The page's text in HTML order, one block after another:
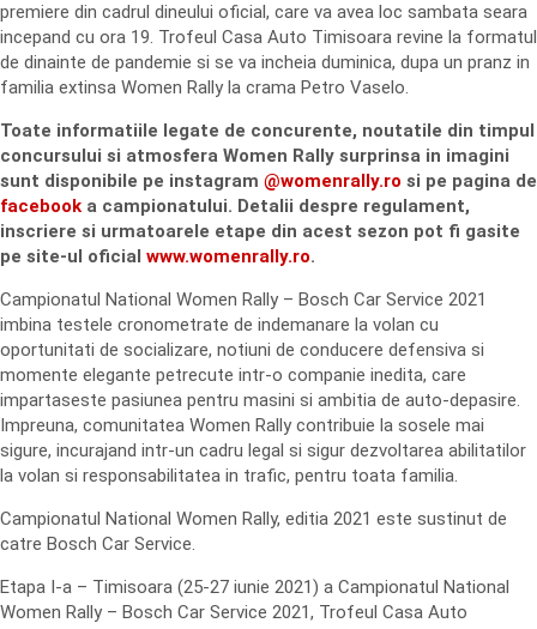
premiere din cadrul dineului oficial, care va avea loc sambata seara
incepand cu ora 19. Trofeul Casa Auto Timisoara revine la formatul
de dinainte de pandemie si se va incheia duminica, dupa un pranz in
familia extinsa Women Rally la crama Petro Vaselo.
Toate informatiile legate de concurente, noutatile din timpul
concursului si atmosfera Women Rally surprinsa in imagini
sunt disponibile pe instagram @womenrally.ro si pe pagina de
facebook a campionatului. Detalii despre regulament,
inscriere si urmatoarele etape din acest sezon pot fi gasite
pe site-ul oficial www.womenrally.ro.
Campionatul National Women Rally – Bosch Car Service 2021
imbina testele cronometrate de indemanare la volan cu
oportunitati de socializare, notiuni de conducere defensiva si
momente elegante petrecute intr-o companie inedita, care
impartaseste pasiunea pentru masini si ambitia de auto-depasire.
Impreuna, comunitatea Women Rally contribuie la sosele mai
sigure, incurajand intr-un cadru legal si sigur dezvoltarea abilitatilor
la volan si responsabilitatea in trafic, pentru toata familia.
Campionatul National Women Rally, editia 2021 este sustinut de
catre Bosch Car Service.
Etapa I-a – Timisoara (25-27 iunie 2021) a Campionatul National
Women Rally – Bosch Car Service 2021, Trofeul Casa Auto